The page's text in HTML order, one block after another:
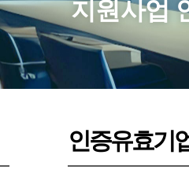
직무발명 보상
제도 도입 혜택
지원사업
인증유효기